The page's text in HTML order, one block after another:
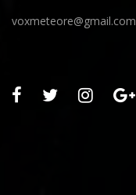
voxmeteore@gmail.com